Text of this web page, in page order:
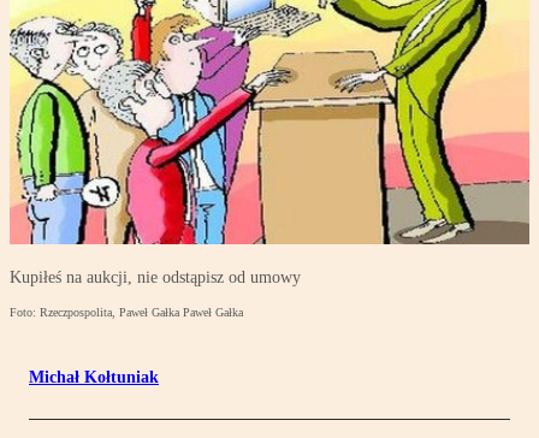
Kupiłeś na aukcji, nie odstąpisz od umowy
Foto: Rzeczpospolita, Paweł Gałka Paweł Gałka
Michał Kołtuniak